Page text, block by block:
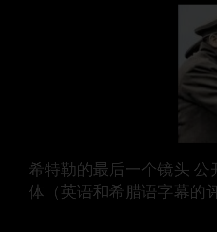
希特勒的最后一个镜头 公
体（英语和希腊语字幕的